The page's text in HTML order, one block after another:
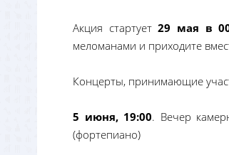
Акция стартует29 мая в
меломанами и приходите
Концерты, принимающие
5 июня, 19:00. Вечер
(фортепиано)